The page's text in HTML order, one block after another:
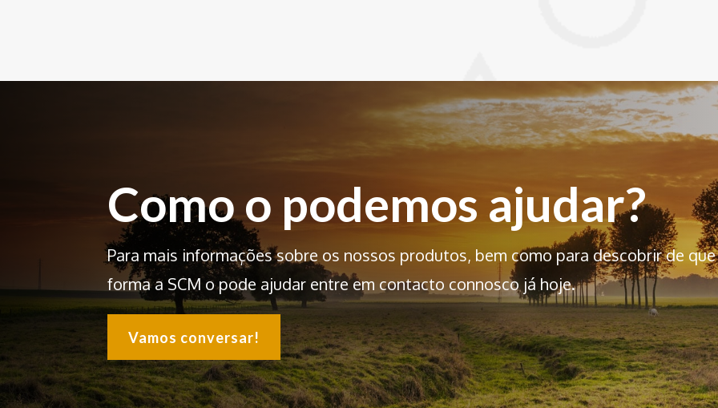
Como o podemos ajudar?
Para mais informações sobre os nossos produtos, bem como para descobrir de que
forma a SCM o pode ajudar entre em contacto connosco já hoje.
Vamos conversar!